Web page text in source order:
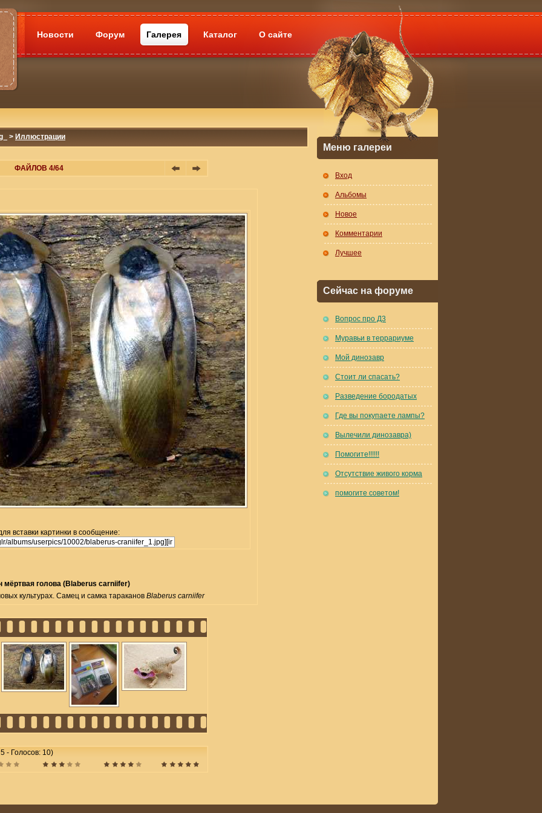
Новости Форум Галерея Каталог О сайте
> Иллюстрации
ФАЙЛОВ 4/64
вставки картинки в сообщение:
мёртвая голова (Blaberus carniifer)
культурах. Самец и самка тараканов Blaberus carniifer
- Голосов: 10)
Меню галереи
Вход
Альбомы
Новое
Комментарии
Лучшее
Сейчас на форуме
Вопрос про Д3
Муравьи в террариуме
Мой динозавр
Стоит ли спасать?
Разведение бородатых
Где вы покупаете лампы?
Вылечили динозавра)
Помогите!!!!!!
Отсутствие живого корма
помогите советом!